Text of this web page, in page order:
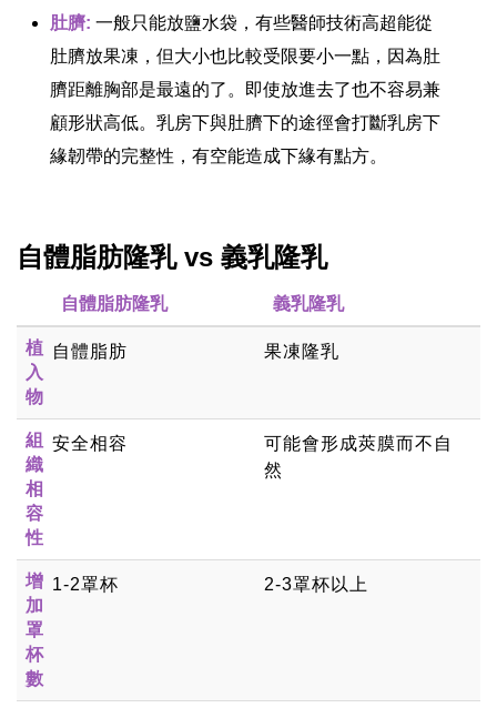
肚臍: 一般只能放鹽水袋，有些醫師技術高超能從
肚臍放果凍，但大小也比較受限要小一點，因為肚
臍距離胸部是最遠的了。即使放進去了也不容易兼
顧形狀高低。乳房下與肚臍下的途徑會打斷乳房下
緣韌帶的完整性，有空能造成下緣有點方。
自體脂肪隆乳 vs 義乳隆乳
自體脂肪隆乳 義乳隆乳
植
入
物
自體脂肪 果凍隆乳
組
織
相
容
性
安全相容
可能會形成莢膜而不自
然
增
加
罩
杯
數
1-2罩杯 2-3罩杯以上